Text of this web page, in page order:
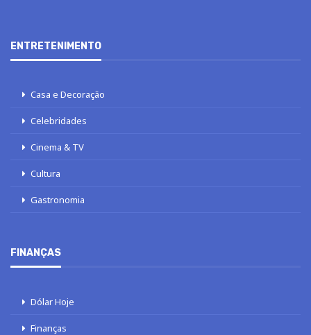
ENTRETENIMENTO
Casa e Decoração
Celebridades
Cinema & TV
Cultura
Gastronomia
FINANÇAS
Dólar Hoje
Finanças